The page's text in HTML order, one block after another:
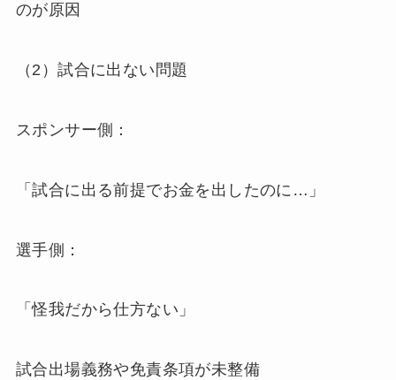
のが原因
（2）試合に出ない問題
スポンサー側：
「試合に出る前提でお金を出したのに…」
選手側：
「怪我だから仕方ない」
試合出場義務や免責条項が未整備